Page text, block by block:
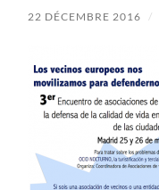
22 DÉCEMBRE 2016 /